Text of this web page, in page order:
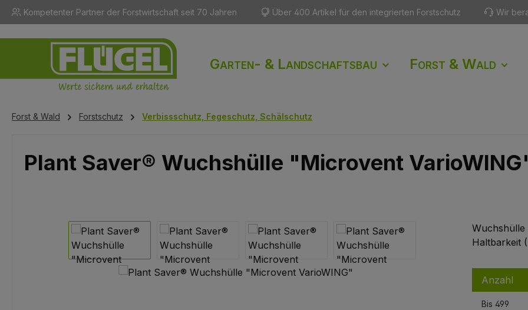
Hauptinhalt springen
Zur Suche springen
Zur Hauptnavigation springen
Kompetenter Partner der Forstwirtschaft seit 70 Jahren Über 400 Artikel für den integrierten Forstschutz Wir
Garten- & Landschaftsbau Forst & Wald
Forst & Wald Forstschutz Verbissschutz, Fegeschutz, Schälschutz
Plant Saver® Wuchshülle "Microvent
Bildergalerie überspringen
Wuchshülle
Haltbarkeit
Anzahl
Bis 499